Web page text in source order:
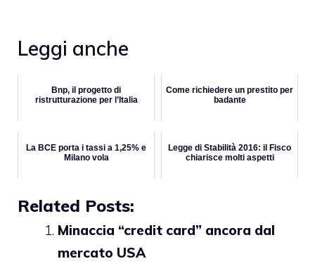
Leggi anche
Bnp, il progetto di
ristrutturazione per l’Italia
Come richiedere un prestito per
badante
La BCE porta i tassi a 1,25% e
Milano vola
Legge di Stabilità 2016: il Fisco
chiarisce molti aspetti
Related Posts:
Minaccia “credit card” ancora dal
mercato USA